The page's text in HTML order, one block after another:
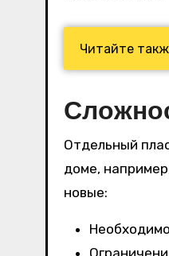
Читайте
Отдельный
доме,
новые: